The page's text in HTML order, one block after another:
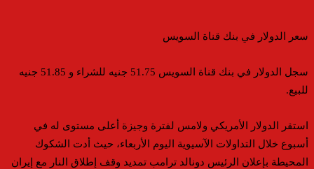
سعر الدولار في بنك قناة السويس
سجل الدولار في بنك قناة السويس 51.75 جنيه للشراء و 51.85 جنيه
للبيع.
استقر الدولار الأمريكي ولامس لفترة وجيزة أعلى مستوى له في
أسبوع خلال التداولات الآسيوية اليوم الأربعاء، حيث أدت الشكوك
المحيطة بإعلان الرئيس دونالد ترامب تمديد وقف إطلاق النار مع إيران